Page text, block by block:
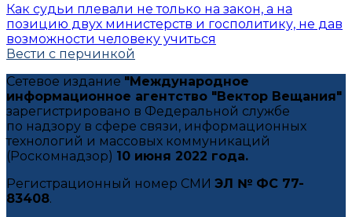
Как судьи плевали не только на закон, а на
позицию двух министерств и госполитику, не дав
возможности человеку учиться
Вести с перчинкой
Сетевое издание "Международное
информационное агентство "Вектор Вещания"
зарегистрировано в Федеральной службе
по надзору в сфере связи, информационных
технологий и массовых коммуникаций
(Роскомнадзор) 10 июня 2022 года.
Регистрационный номер СМИ ЭЛ № ФС 77-
83408.